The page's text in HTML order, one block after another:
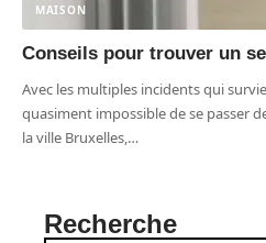
MAISON
Conseils pour trouver un
Avec les multiples incidents qui
quasiment impossible de se passer
la ville Bruxelles,…
Recherche